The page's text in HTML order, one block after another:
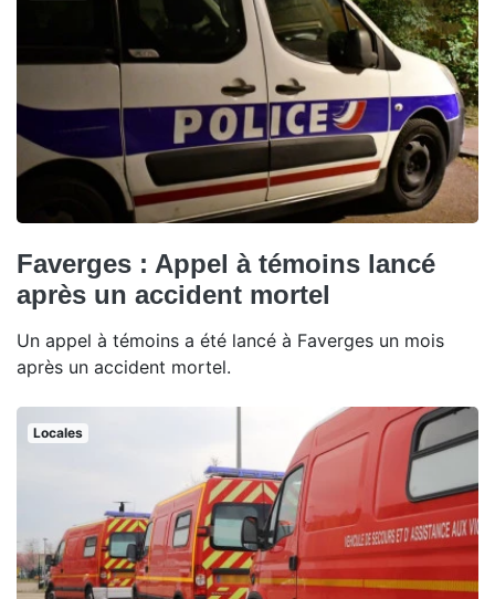
Faverges : Appel à témoins lancé
après un accident mortel
Un appel à témoins a été lancé à Faverges un mois
après un accident mortel.
Locales